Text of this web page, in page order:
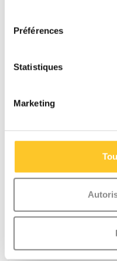
Préférences
Statistiques
Marketing
Quelque chose